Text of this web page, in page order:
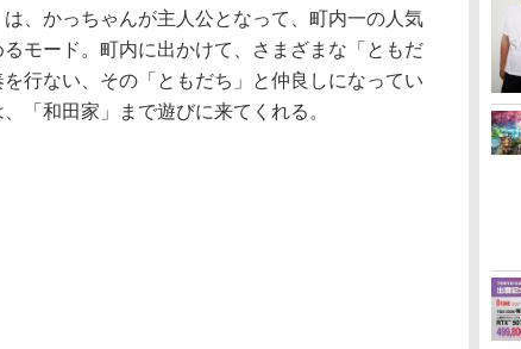
、かっちゃんが主人公となって、町内一の人気
モード。町内に出かけて、さまざまな「ともだ
行ない、その「ともだち」と仲良しになってい
「和田家」まで遊びに来てくれる。